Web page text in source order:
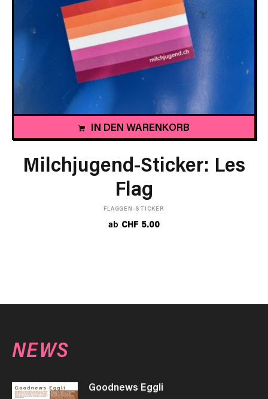
IN DEN WARENKORB
Milchjugend-Sticker: Les
Flag
FLAGGEN-STICKER
ab CHF5.00
NEWS
Goodnews Eggli